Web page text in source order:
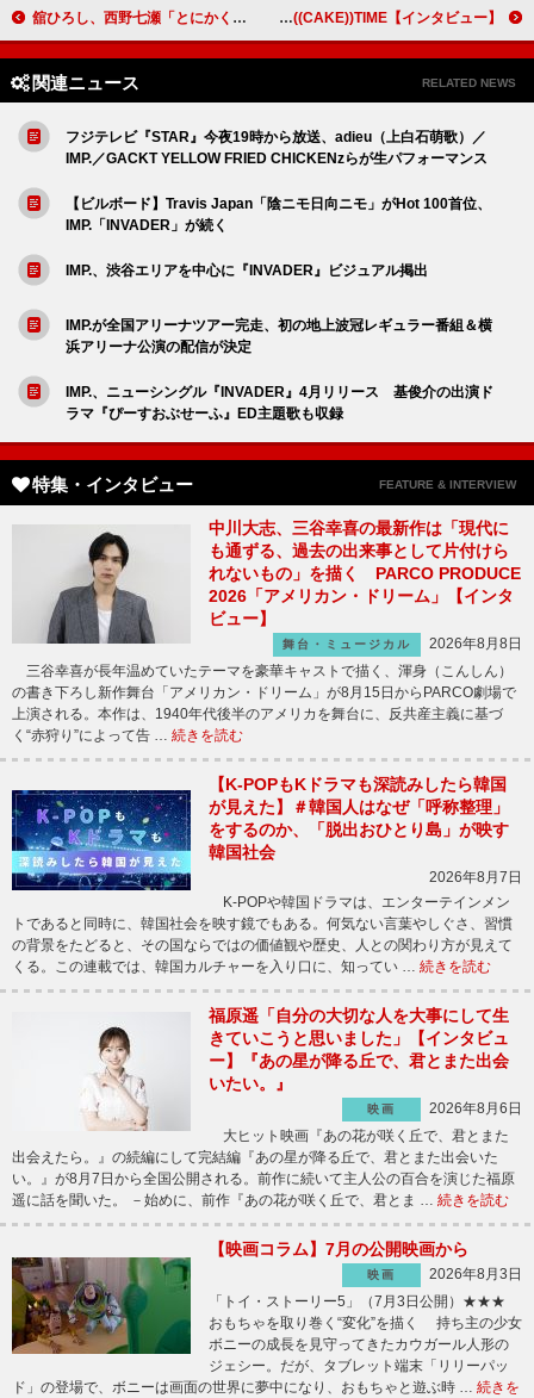
舘ひろし、西野七瀬「とにかく、西野くんに見下してもらいたいと思いました」『免許返納!?』【インタビュー】 藤井流星「コメディーがやりたい」 西田征史と6年ぶりのタッグで挑むROLL((CAKE))TIME【インタビュー】
関連ニュース RELATED NEWS
フジテレビ『STAR』今夜19時から放送、adieu（上白石萌歌）／
IMP.／GACKT YELLOW FRIED CHICKENzらが生パフォーマンス
【ビルボード】Travis Japan「陰ニモ日向ニモ」がHot 100首位、
IMP.「INVADER」が続く
IMP.、渋谷エリアを中心に『INVADER』ビジュアル掲出
IMP.が全国アリーナツアー完走、初の地上波冠レギュラー番組＆横
浜アリーナ公演の配信が決定
IMP.、ニューシングル『INVADER』4月リリース 基俊介の出演ド
ラマ『ぴーすおぶせーふ』ED主題歌も収録
特集・インタビュー FEATURE & INTERVIEW
中川大志、三谷幸喜の最新作は「現代に
も通ずる、過去の出来事として片付けら
れないもの」を描く PARCO PRODUCE
2026「アメリカン・ドリーム」【インタ
ビュー】
舞台・ミュージカル
2026年8月8日
三谷幸喜が長年温めていたテーマを豪華キャストで描く、渾身（こんしん）
の書き下ろし新作舞台「アメリカン・ドリーム」が8月15日からPARCO劇場で
上演される。本作は、1940年代後半のアメリカを舞台に、反共産主義に基づ
く“赤狩り”によって告 … 続きを読む
【K-POPもKドラマも深読みしたら韓国
が見えた】＃韓国人はなぜ「呼称整理」
をするのか、「脱出おひとり島」が映す
韓国社会
2026年8月7日
K-POPや韓国ドラマは、エンターテインメン
トであると同時に、韓国社会を映す鏡でもある。何気ない言葉やしぐさ、習慣
の背景をたどると、その国ならではの価値観や歴史、人との関わり方が見えて
くる。この連載では、韓国カルチャーを入り口に、知ってい … 続きを読む
福原遥「自分の大切な人を大事にして生
きていこうと思いました」【インタビュ
ー】『あの星が降る丘で、君とまた出会
いたい。』
映画
2026年8月6日
大ヒット映画『あの花が咲く丘で、君とまた
出会えたら。』の続編にして完結編『あの星が降る丘で、君とまた出会いた
い。』が8月7日から全国公開される。前作に続いて主人公の百合を演じた福原
遥に話を聞いた。 －始めに、前作『あの花が咲く丘で、君とま … 続きを読む
【映画コラム】7月の公開映画から
映画
2026年8月3日
「トイ・ストーリー5」（7月3日公開）★★★
おもちゃを取り巻く“変化”を描く 持ち主の少女
ボニーの成長を見守ってきたカウガール人形の
ジェシー。だが、タブレット端末「リリーパッ
ド」の登場で、ボニーは画面の世界に夢中になり、おもちゃと遊ぶ時 … 続きを